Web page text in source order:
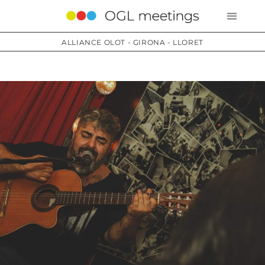
ALLIANCE OLOT - GIRONA - LLORET